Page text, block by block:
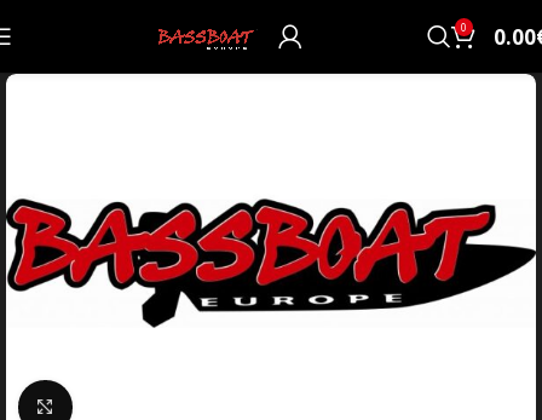
0 0.00
Click to enlarge